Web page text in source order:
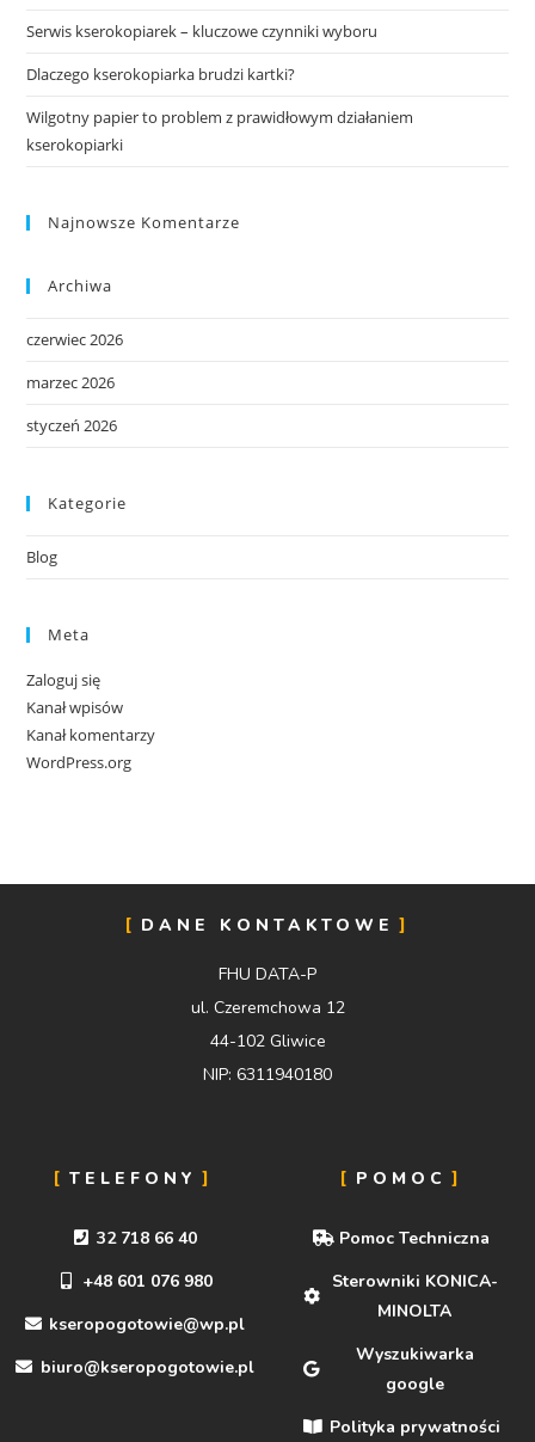
Serwis kserokopiarek – kluczowe czynniki wyboru
Dlaczego kserokopiarka brudzi kartki?
Wilgotny papier to problem z prawidłowym działaniem
kserokopiarki
Najnowsze Komentarze
Archiwa
czerwiec 2026
marzec 2026
styczeń 2026
Kategorie
Blog
Meta
Zaloguj się
Kanał wpisów
Kanał komentarzy
WordPress.org
DANE KONTAKTOWE
FHU DATA-P
ul. Czeremchowa 12
44-102 Gliwice
NIP: 6311940180
TELEFONY
32 718 66 40
+48 601 076 980
kseropogotowie@wp.pl
biuro@kseropogotowie.pl
POMOC
Pomoc Techniczna
Sterowniki KONICA-
MINOLTA
Wyszukiwarka
google
Polityka prywatności